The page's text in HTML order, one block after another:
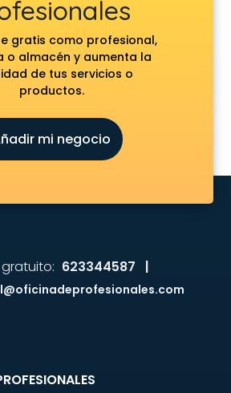
gratis como profesional,
o almacén y aumenta la
de tus servicios o
productos.
mi negocio
623344587 |